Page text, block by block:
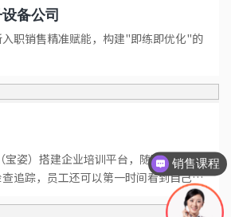
备公司
职销售精准赋能，构建"即练即优化"的
宝姿）搭建企业培训平台，随时查看学
追踪，员工还可以第一时间看到自己必
销售课程